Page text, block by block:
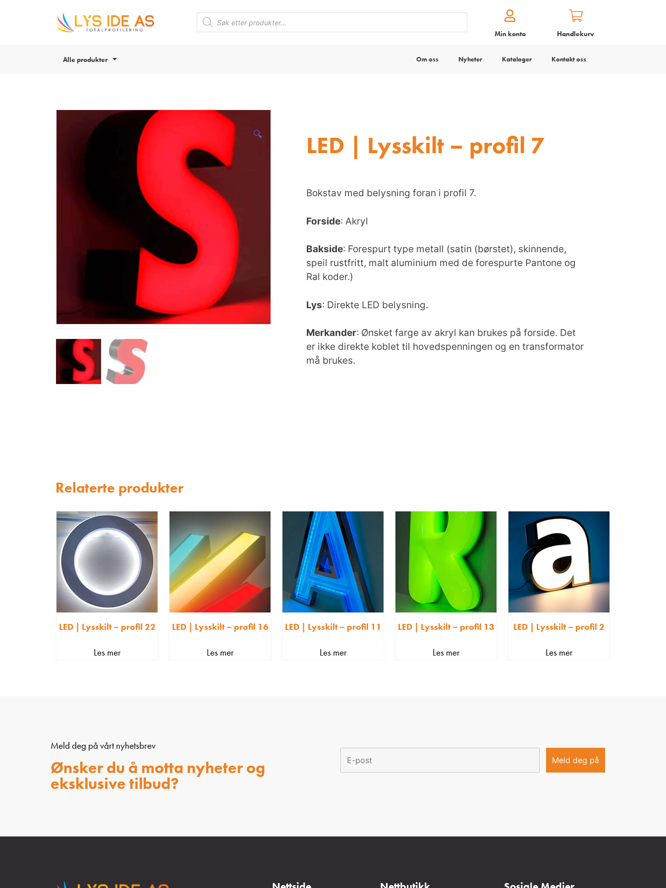
Min konto Handlekurv
Alle produkter Om oss Nyheter Kataloger Kontakt oss
🔍 LED | Lysskilt – profil 7
Bokstav med belysning foran i profil 7.
Forside: Akryl
Bakside: Forespurt type metall (satin (børstet), skinnende,
speil rustfritt, malt aluminium med de forespurte Pantone og
Ral koder.)
Lys: Direkte LED belysning.
Merkander: Ønsket farge av akryl kan brukes på forside. Det
er ikke direkte koblet til hovedspenningen og en transformator
må brukes.
Relaterte produkter
LED | Lysskilt – profil 22
Les mer
LED | Lysskilt – profil 16
Les mer
LED | Lysskilt – profil 11
Les mer
LED | Lysskilt – profil 13
Les mer
LED | Lysskilt – profil 2
Les mer
Meld deg på vårt nyhetsbrev
Ønsker du å motta nyheter og
eksklusive tilbud?